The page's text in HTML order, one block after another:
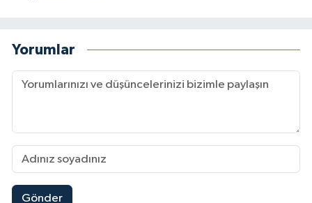
Yorumlar
Gönder